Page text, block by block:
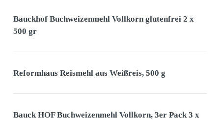
Bauckhof Buchweizenmehl Vollkorn glutenfrei 2 x
500 gr
Reformhaus Reismehl aus Weißreis, 500 g
Bauck HOF Buchweizenmehl Vollkorn, 3er Pack 3 x